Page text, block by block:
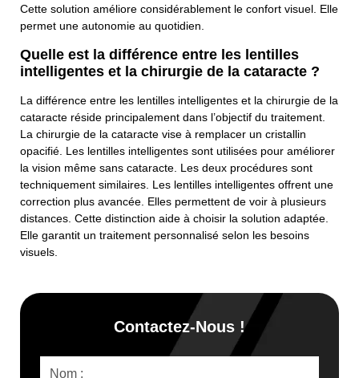
Cette solution améliore considérablement le confort visuel. Elle
permet une autonomie au quotidien.
Quelle est la différence entre les lentilles
intelligentes et la chirurgie de la cataracte ?
La différence entre les lentilles intelligentes et la chirurgie de la
cataracte réside principalement dans l’objectif du traitement.
La chirurgie de la cataracte vise à remplacer un cristallin
opacifié. Les lentilles intelligentes sont utilisées pour améliorer
la vision même sans cataracte. Les deux procédures sont
techniquement similaires. Les lentilles intelligentes offrent une
correction plus avancée. Elles permettent de voir à plusieurs
distances. Cette distinction aide à choisir la solution adaptée.
Elle garantit un traitement personnalisé selon les besoins
visuels.
Contactez-Nous !
Votre Message